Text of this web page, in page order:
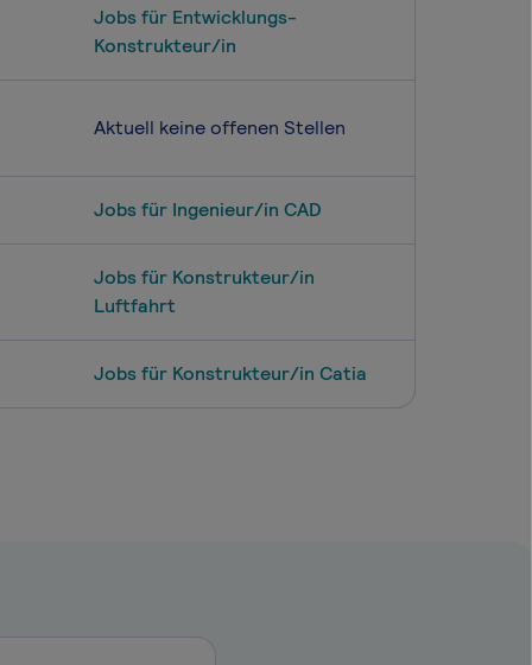
Jobs für Entwicklungs-
Konstrukteur/in
Aktuell keine offenen Stellen
Jobs für Ingenieur/in CAD
Jobs für Konstrukteur/in
Luftfahrt
Jobs für Konstrukteur/in Catia